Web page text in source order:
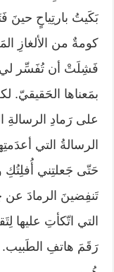
بَكَيتُ بارتِياحٍ حينَ
كومةٌ من الألغازِ
فَشِلَتْ أن تُفَسِّر
بمَعناها الحَقيقيّ.
على رَمادِ الرسالةِ
الرسالةُ التي
حَتّى جَعلتِني أُفلِتُكِ
تَنفِضينَ الرمادَ
التي اتّكأتِ عليها
رَقَمَ هاتفِ الطَبيب.